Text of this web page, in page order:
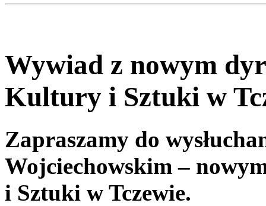
Wywiad z nowym
Kultury i Sztuki w
Zapraszamy do
Wojciechowskim –
i Sztuki w Tczewie.